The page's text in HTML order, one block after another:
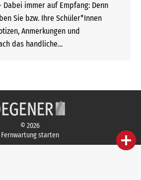
Dabei immer auf Empfang: Denn
Sie bzw. Ihre Schüler*Innen
Anmerkungen und
das handliche…
© 2026
Fernwartung starten
person IHR FACHBERATER